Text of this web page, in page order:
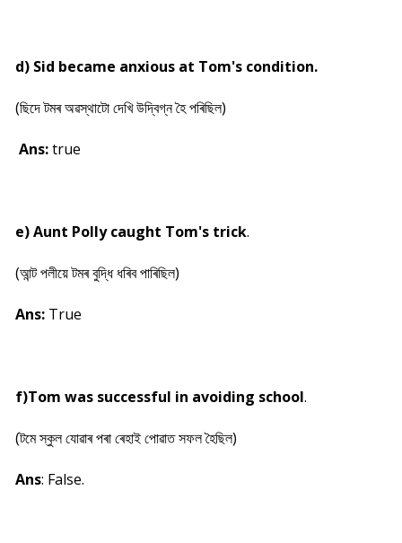
d) Sid became anxious at Tom's condition.
(ছিদে টমৰ অৱস্থাটো দেখি উদ্বিগ্ন হৈ পৰিছিল)
Ans:true
e) Aunt Polly caught Tom's trick.
(আন্ট পলীয়ে টমৰ বুদ্ধি ধৰিব পাৰিছিল)
Ans: True
f)Tom was successful in avoiding school.
(টমে স্কুল যোৱাৰ পৰা ৰেহাই পোৱাত সফল হৈছিল)
Ans: False.